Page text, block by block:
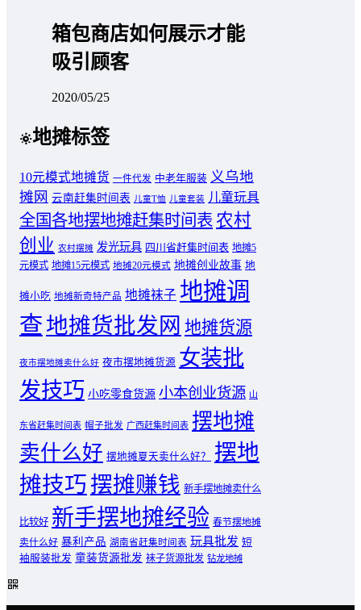
箱包商店如何展示才能
吸引顾客
2020/05/25
地摊标签
10元模式地摊货 一件代发 中老年服装 义乌地
摊网 云南赶集时间表 儿童T恤 儿童套装 儿童玩具
全国各地摆地摊赶集时间表 农村
创业 农村摆摊 发光玩具 四川省赶集时间表 地摊5
元模式 地摊15元模式 地摊20元模式 地摊创业故事 地
摊小吃 地摊新奇特产品 地摊袜子 地摊调
查地摊货批发网 地摊货源
夜市摆地摊卖什么好 夜市摆地摊货源 女装批
发技巧 小吃零食货源 小本创业货源 山
东省赶集时间表 帽子批发 广西赶集时间表 摆地摊
卖什么好 摆地摊夏天卖什么好？
摆地
摊技巧摆摊赚钱 新手摆地摊卖什么
比较好 新手摆地摊经验 春节摆地摊
卖什么好 暴利产品 湖南省赶集时间表 玩具批发 短
袖服装批发 童装货源批发 袜子货源批发 钻龙地摊